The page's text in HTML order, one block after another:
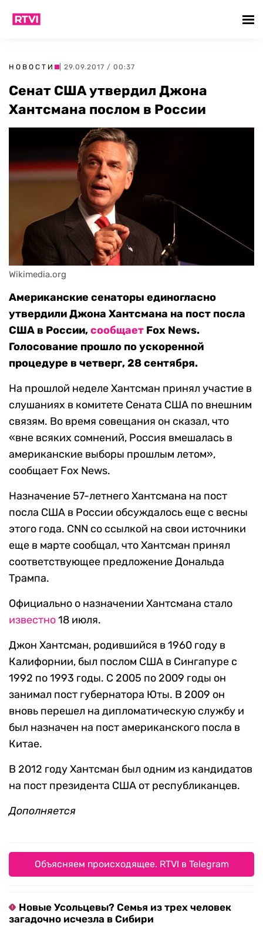
НОВОСТИ | 29.09.2017 / 00:37
Сенат США утвердил Джона
Хантсмана послом в России
Wikimedia.org
Американские сенаторы единогласно
утвердили Джона Хантсмана на пост посла
США в России,сообщает Fox News.
Голосование прошло по ускоренной
процедуре в четверг, 28 сентября.
На прошлой неделе Хантсман принял участие в
слушаниях в комитете Сената США по внешним
связям. Во время совещания он сказал, что
«вне всяких сомнений, Россия вмешалась в
американские выборы прошлым летом»,
сообщает Fox News.
Назначение 57-летнего Хантсмана на пост
посла США в России обсуждалось еще с весны
этого года. CNN со ссылкой на свои источники
еще в марте сообщал, что Хантсман принял
соответствующее предложение Дональда
Трампа.
Официально о назначении Хантсмана стало
известно18 июля.
Джон Хантсман, родившийся в 1960 году в
Калифорнии, был послом США в Сингапуре с
1992 по 1993 годы. С 2005 по 2009 годы он
занимал пост губернатора Юты. В 2009 он
вновь перешел на дипломатическую службу и
был назначен на пост американского посла в
Китае.
В 2012 году Хантсман был одним из кандидатов
на пост президента США от республиканцев.
Дополняется
Объясняем происходящее. RTVI в Telegram
Новые Усольцевы? Семья из трех человек
загадочно исчезла в Сибири